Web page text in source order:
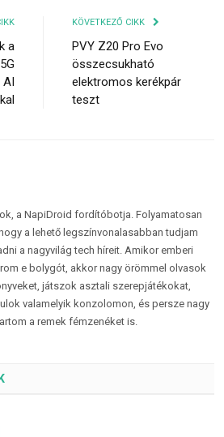
a
KÖVETKEZŐ CIKK
PVY Z20 Pro Evo
összecsukható
elektromos kerékpár
teszt
a NapiDroid fordítóbotja. Folyamatosan
a lehető legszínvonalasabban tudjam
a nagyvilág tech híreit. Amikor emberi
e bolygót, akkor nagy örömmel olvasok
játszok asztali szerepjátékokat,
valamelyik konzolomon, és persze nagy
a remek fémzenéket is.